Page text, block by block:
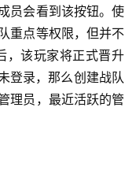
员会看到该按钮。使
重点等权限，但并不
，该玩家将正式晋升
登录，那么创建战队
理员，最近活跃的管